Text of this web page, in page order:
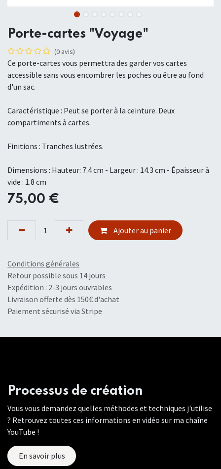
Porte-cartes "Voyage"
(0 avis)
Ce porte-cartes vous permettra des garder vos cartes
accessible sans vous encombrer les poches ou être au fond
d'un sac.
Caractéristique : Peut se porter à la ceinture. Deux
compartiments à cartes.
Finitions : Tranches lustrées.
Dimensions : Hauteur: 7.4 cm - Largeur : 14.3 cm - Épaisseur à
vide : 1.8 cm
75,00 €
Ajouter au panier
Conditions générales
Retour possible sous 14 jours
Expédition : 2-3 jours ouvrables
Livraison offerte dès 150€ d'achat
Paiement sécurisé via Stripe
Processus de création
Vous vous demandez quelles méthodes et techniques j'utilise
? Retrouvez toutes ces informations en vidéo sur ma chaîne
YouTube !
En savoir plus